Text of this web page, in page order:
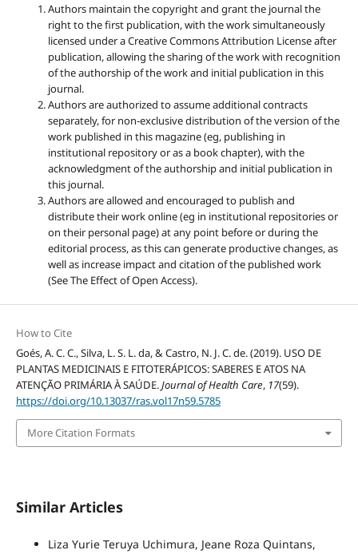
Authors maintain the copyright and grant the journal the
right to the first publication, with the work simultaneously
licensed under a Creative Commons Attribution License after
publication, allowing the sharing of the work with recognition
of the authorship of the work and initial publication in this
journal.
Authors are authorized to assume additional contracts
separately, for non-exclusive distribution of the version of the
work published in this magazine (eg, publishing in
institutional repository or as a book chapter), with the
acknowledgment of the authorship and initial publication in
this journal.
Authors are allowed and encouraged to publish and
distribute their work online (eg in institutional repositories or
on their personal page) at any point before or during the
editorial process, as this can generate productive changes, as
well as increase impact and citation of the published work
(See The Effect of Open Access).
How to Cite
Goés, A. C. C., Silva, L. S. L. da, & Castro, N. J. C. de. (2019). USO DE
PLANTAS MEDICINAIS E FITOTERÁPICOS: SABERES E ATOS NA
ATENÇÃO PRIMÁRIA À SAÚDE.Journal of Health Care, 17(59).
https://doi.org/10.13037/ras.vol17n59.5785
More Citation Formats
Similar Articles
Liza Yurie Teruya Uchimura, Jeane Roza Quintans,